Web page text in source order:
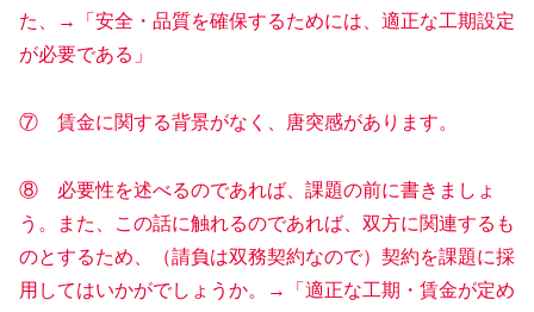
た、→「安全・品質を確保するためには、適正な工期設定
が必要である」
⑦ 賃金に関する背景がなく、唐突感があります。
⑧ 必要性を述べるのであれば、課題の前に書きましょ
う。また、この話に触れるのであれば、双方に関連するも
のとするため、（請負は双務契約なので）契約を課題に採
用してはいかがでしょうか。→「適正な工期・賃金が定め